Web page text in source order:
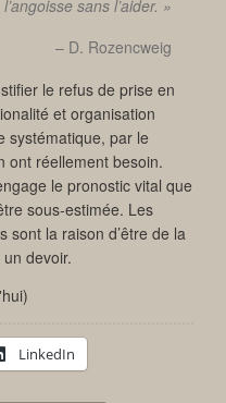
l’angoisse sans l’aider. »
– D. Rozencweig
le refus de prise en
et organisation
systématique, par le
ont réellement besoin.
le pronostic vital que
sous-estimée. Les
sont la raison d’être de la
devoir.
LinkedIn